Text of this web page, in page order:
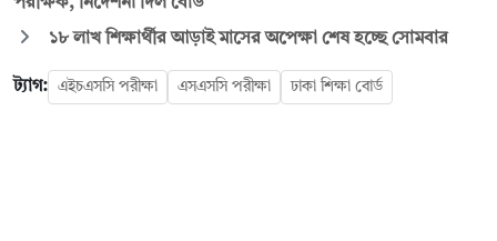
১৮ লাখ শিক্ষার্থীর আড়াই মাসের অপেক্ষা শেষ হচ্ছে সোমবার
ট্যাগ: এইচএসসি পরীক্ষা এসএসসি পরীক্ষা ঢাকা শিক্ষা বোর্ড